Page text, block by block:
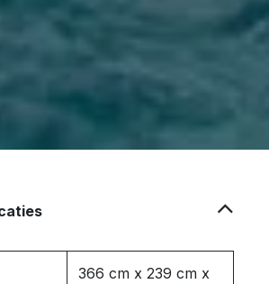
366 cm x 239 cm x